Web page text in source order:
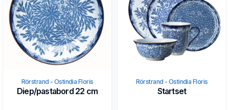
Rörstrand - Ostindia Floris
Diep/pastabord 22 cm
Rörstrand - Ostindia Floris
Startset